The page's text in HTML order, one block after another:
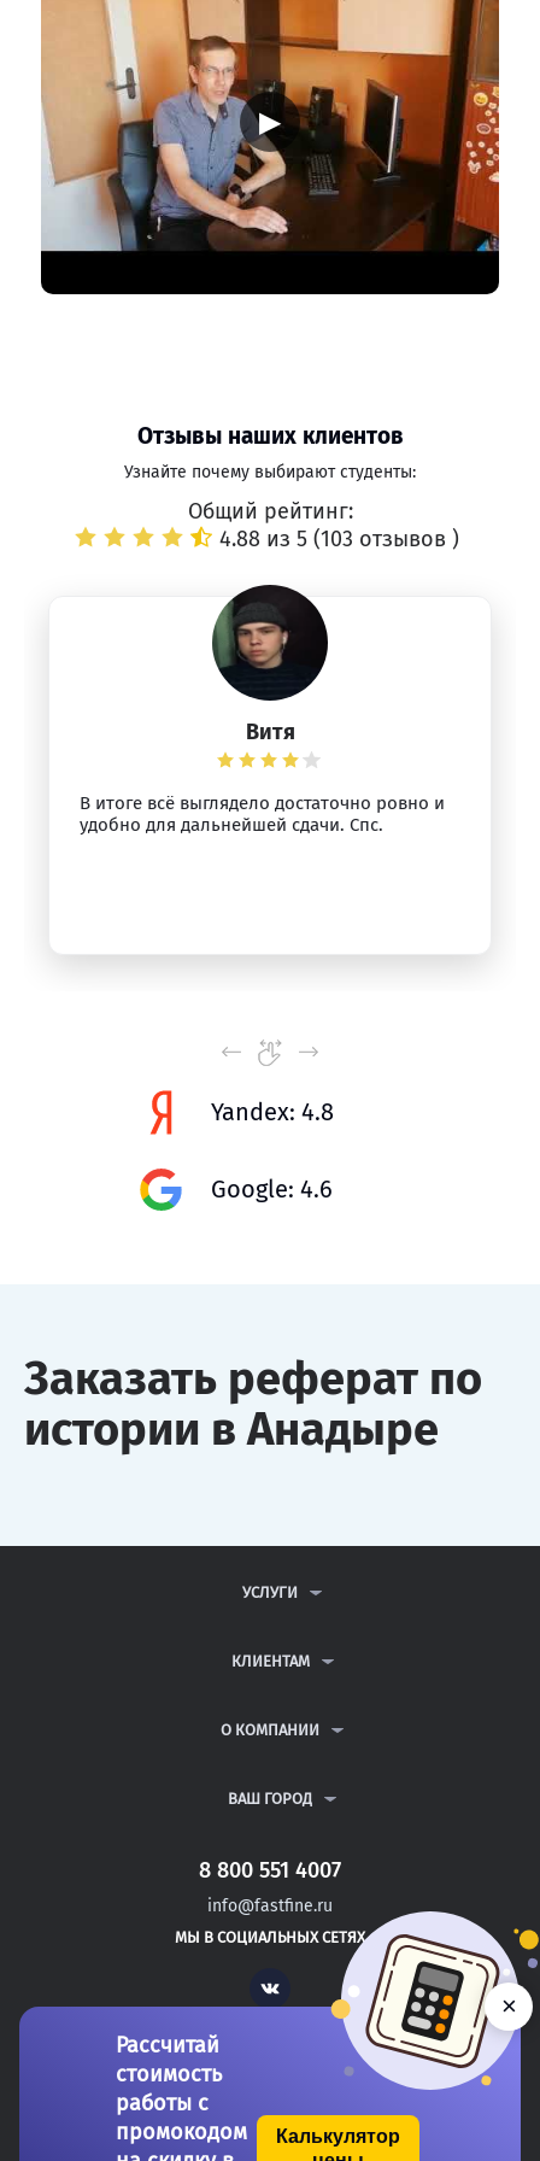
▶
Отзывы наших клиентов
Узнайте почему выбирают студенты:
Общий рейтинг:
4.88 из 5 (103 отзывов )
Витя
В итоге всё выглядело достаточно ровно и
удобно для дальнейшей сдачи. Спс.
Yandex: 4.8
Google: 4.6
Заказать реферат по
истории в Анадыре
УСЛУГИ
ДИПЛОМНЫЕ РАБОТЫ
РЕФЕРАТЫ
КЛИЕНТАМ
ВОПРОСЫ И ОТВЕТЫ
ПОЛИТИКА КОНФИДЕНЦИАЛЬНОСТИ
О КОМПАНИИ
КОНТАКТЫ
ВАШ ГОРОД
САНКТ-ПЕТЕРБУРГ
ГОРЯЧИЙ КЛЮЧ
ТРЕХГОРНЫЙ
8 800 551 4007
info@fastfine.ru
МЫ В СОЦИАЛЬНЫХ СЕТЯХ
Vk
Рассчитай
стоимость
работы с
промокодом
Калькулятор
×